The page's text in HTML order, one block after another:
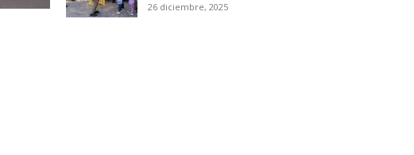
26 diciembre, 2025